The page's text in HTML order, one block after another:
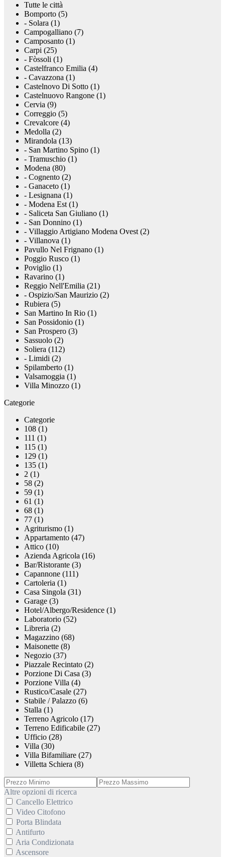
Tutte le città
Bomporto (5)
- Solara (1)
Campogalliano (7)
Camposanto (1)
Carpi (25)
- Fòssoli (1)
Castelfranco Emilia (4)
- Cavazzona (1)
Castelnovo Di Sotto (1)
Castelnuovo Rangone (1)
Cervia (9)
Correggio (5)
Crevalcore (4)
Medolla (2)
Mirandola (13)
- San Martino Spino (1)
- Tramuschio (1)
Modena (80)
- Cognento (2)
- Ganaceto (1)
- Lesignana (1)
- Modena Est (1)
- Saliceta San Giuliano (1)
- San Donnino (1)
- Villaggio Artigiano Modena Ovest (2)
- Villanova (1)
Pavullo Nel Frignano (1)
Poggio Rusco (1)
Poviglio (1)
Ravarino (1)
Reggio Nell'Emilia (21)
- Ospizio/San Maurizio (2)
Rubiera (5)
San Martino In Rio (1)
San Possidonio (1)
San Prospero (3)
Sassuolo (2)
Soliera (112)
- Limidi (2)
Spilamberto (1)
Valsamoggia (1)
Villa Minozzo (1)
Categorie
Categorie
108 (1)
111 (1)
115 (1)
129 (1)
135 (1)
2 (1)
58 (2)
59 (1)
61 (1)
68 (1)
77 (1)
Agriturismo (1)
Appartamento (47)
Attico (10)
Azienda Agricola (16)
Bar/Ristorante (3)
Capannone (111)
Cartoleria (1)
Casa Singola (31)
Garage (3)
Hotel/Albergo/Residence (1)
Laboratorio (52)
Libreria (2)
Magazzino (68)
Maisonette (8)
Negozio (37)
Piazzale Recintato (2)
Porzione Di Casa (3)
Porzione Villa (4)
Rustico/Casale (27)
Stabile / Palazzo (6)
Stalla (1)
Terreno Agricolo (17)
Terreno Edificabile (27)
Ufficio (28)
Villa (30)
Villa Bifamiliare (27)
Villetta Schiera (8)
Altre opzioni di ricerca
Cancello Elettrico
Video Citofono
Porta Blindata
Antifurto
Aria Condizionata
Ascensore